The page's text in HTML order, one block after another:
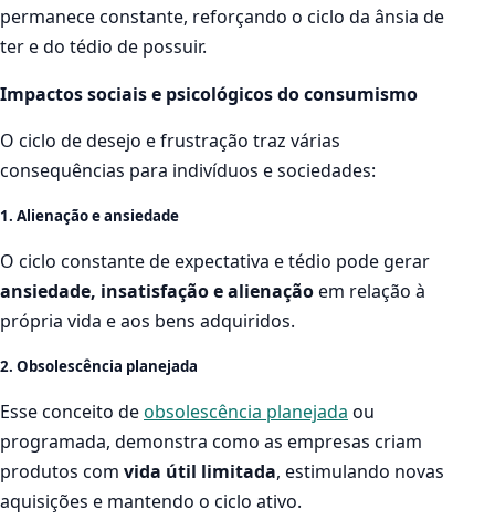
permanece constante, reforçando o ciclo da ânsia de
ter e do tédio de possuir.
Impactos sociais e psicológicos do consumismo
O ciclo de desejo e frustração traz várias
consequências para indivíduos e sociedades:
1. Alienação e ansiedade
O ciclo constante de expectativa e tédio pode gerar
ansiedade, insatisfação e alienaçãoem relação à
própria vida e aos bens adquiridos.
2. Obsolescência planejada
Esse conceito deobsolescência planejada ou
programada, demonstra como as empresas criam
produtos com vida útil limitada, estimulando novas
aquisições e mantendo o ciclo ativo.